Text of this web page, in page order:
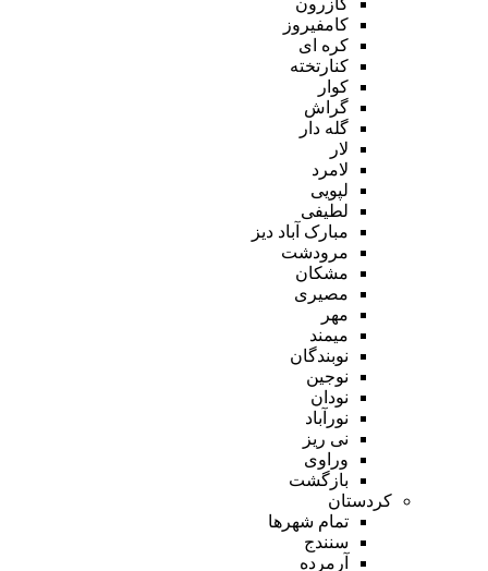
کامفیروز
کره ای
کنارتخته
کوار
گراش
گله دار
لار
لامرد
لپویی
لطیفی
مبارک آباد دیز
مرودشت
مشکان
مصیری
مهر
میمند
نوبندگان
نوجین
نودان
نورآباد
نی ریز
وراوی
بازگشت
کردستان
تمام شهر‌ها
سنندج
آرمرده